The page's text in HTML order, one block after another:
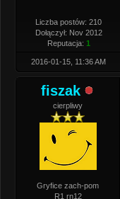
Liczba postów: 210
Dołączył: Nov 2012
Reputacja: 1
2016-01-15, 11:36 AM
fiszak
cierpliwy
Gryfice zach-pom
R1 rn12